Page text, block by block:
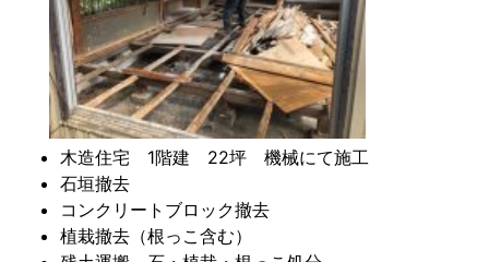
木造住宅 1階建 22坪 機械にて施工
石垣撤去
コンクリートブロック撤去
植栽撤去（根っこ含む）